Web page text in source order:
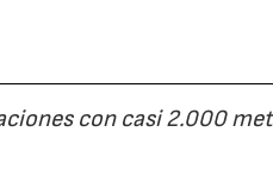
con casi 2.000